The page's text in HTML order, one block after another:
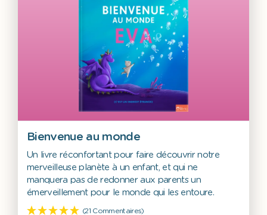
Bienvenue au monde
Un livre réconfortant pour faire découvrir notre
merveilleuse planète à un enfant, et qui ne
manquera pas de redonner aux parents un
émerveillement pour le monde qui les entoure.
(21 Commentaires)